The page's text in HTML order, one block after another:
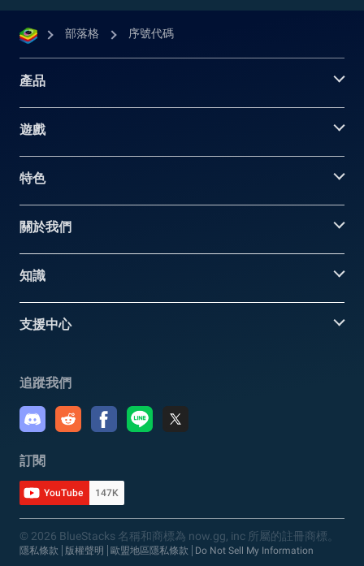
部落格 序號代碼
產品
遊戲
特色
關於我們
知識
支援中心
追蹤我們
訂閱
YouTube 147K
© 2026 BlueStacks 名稱和商標為 now.gg, inc 所屬的註冊商標。
隱私條款 版權聲明 歐盟地區隱私條款 Do Not Sell My Information